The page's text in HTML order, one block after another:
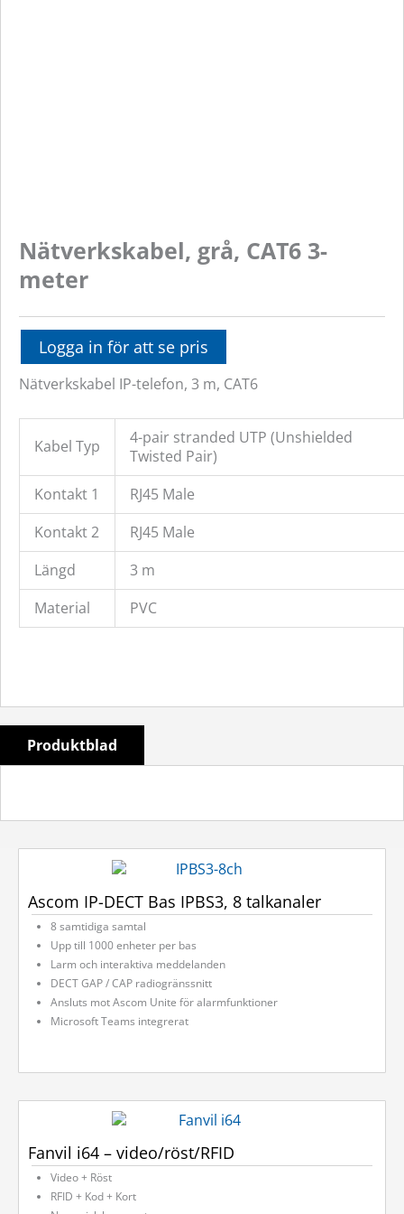
Nätverkskabel, grå, CAT6 3-
meter
Logga in för att se pris
Nätverkskabel IP-telefon, 3 m, CAT6
Kabel Typ
4-pair stranded UTP (Unshielded
Twisted Pair)
Kontakt 1
RJ45 Male
Kontakt 2
RJ45 Male
Längd
3 m
Material
PVC
Produktblad
Ascom IP-DECT Bas IPBS3, 8 talkanaler
8 samtidiga samtal
Upp till 1000 enheter per bas
Larm och interaktiva meddelanden
DECT GAP / CAP radiogränssnitt
Ansluts mot Ascom Unite för alarmfunktioner
Microsoft Teams integrerat
Fanvil i64 – video/röst/RFID
Video + Röst
RFID + Kod + Kort